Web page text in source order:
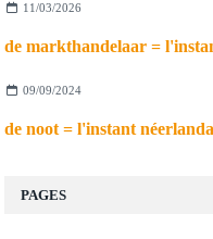
11/03/2026
09/09/2024
PAGES